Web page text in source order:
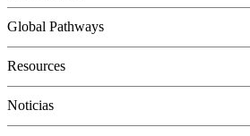
Youth
Adults
Seniors
Conservation
Global Pathways
Resources
Noticias